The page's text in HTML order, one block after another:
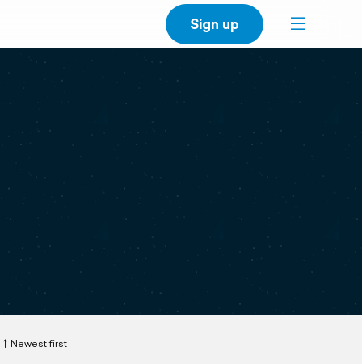
Sign up
Newest first